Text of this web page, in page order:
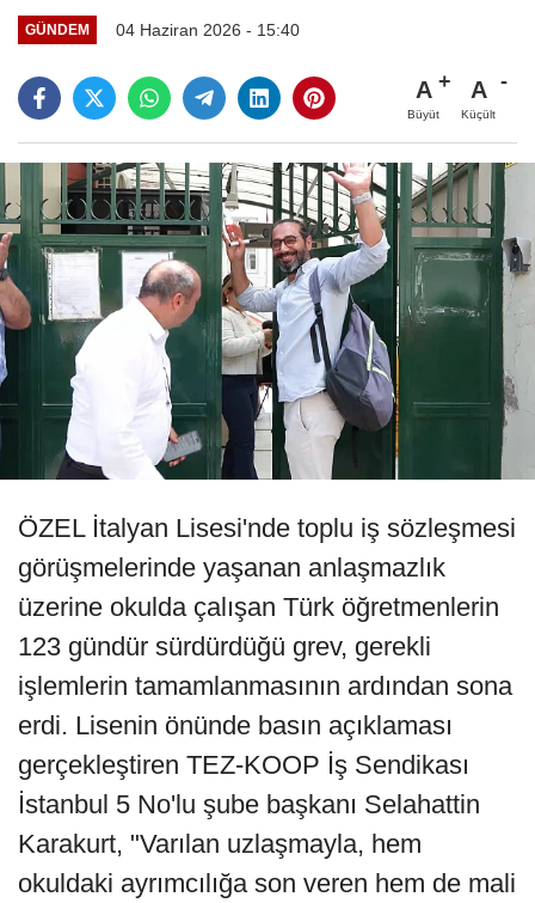
GÜNDEM 04 Haziran 2026 - 15:40
A
Büyüt
A
Küçült
ÖZEL İtalyan Lisesi'nde toplu iş sözleşmesi
görüşmelerinde yaşanan anlaşmazlık
üzerine okulda çalışan Türk öğretmenlerin
123 gündür sürdürdüğü grev, gerekli
işlemlerin tamamlanmasının ardından sona
erdi. Lisenin önünde basın açıklaması
gerçekleştiren TEZ-KOOP İş Sendikası
İstanbul 5 No'lu şube başkanı Selahattin
Karakurt, "Varılan uzlaşmayla, hem
okuldaki ayrımcılığa son veren hem de mali